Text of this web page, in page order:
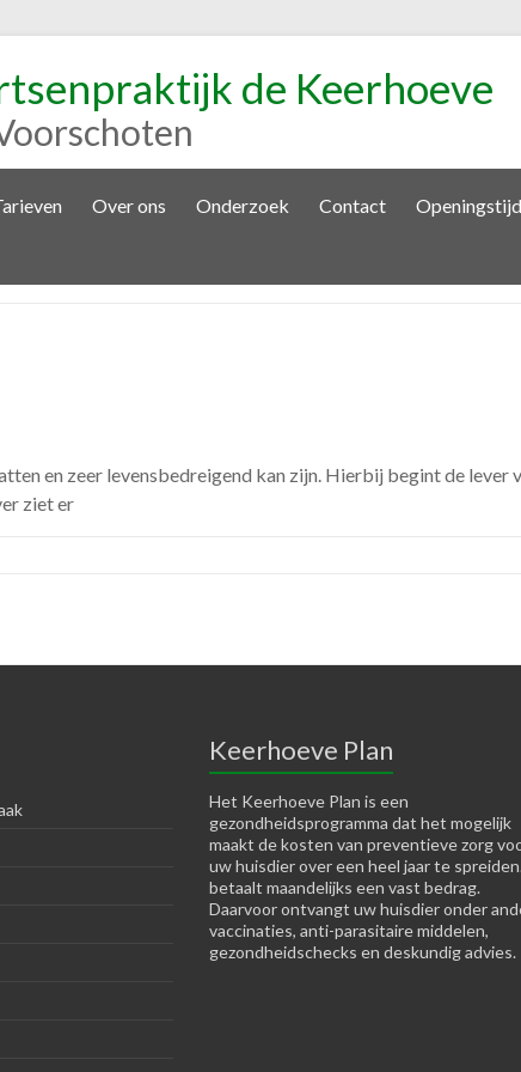
de Keerhoeve
Over ons Onderzoek Contact
en zeer levensbedreigend kan zijn. Hierbij begint de lever
ziet er
Keerhoeve Plan
Het Keerhoeve Plan is een
gezondheidsprogramma dat het mogelijk
maakt de kosten van preventieve zorg
uw huisdier over een heel jaar te
betaalt maandelijks een vast bedrag.
Daarvoor ontvangt uw huisdier onder
vaccinaties, anti-parasitaire middelen,
gezondheidschecks en deskundig advies.